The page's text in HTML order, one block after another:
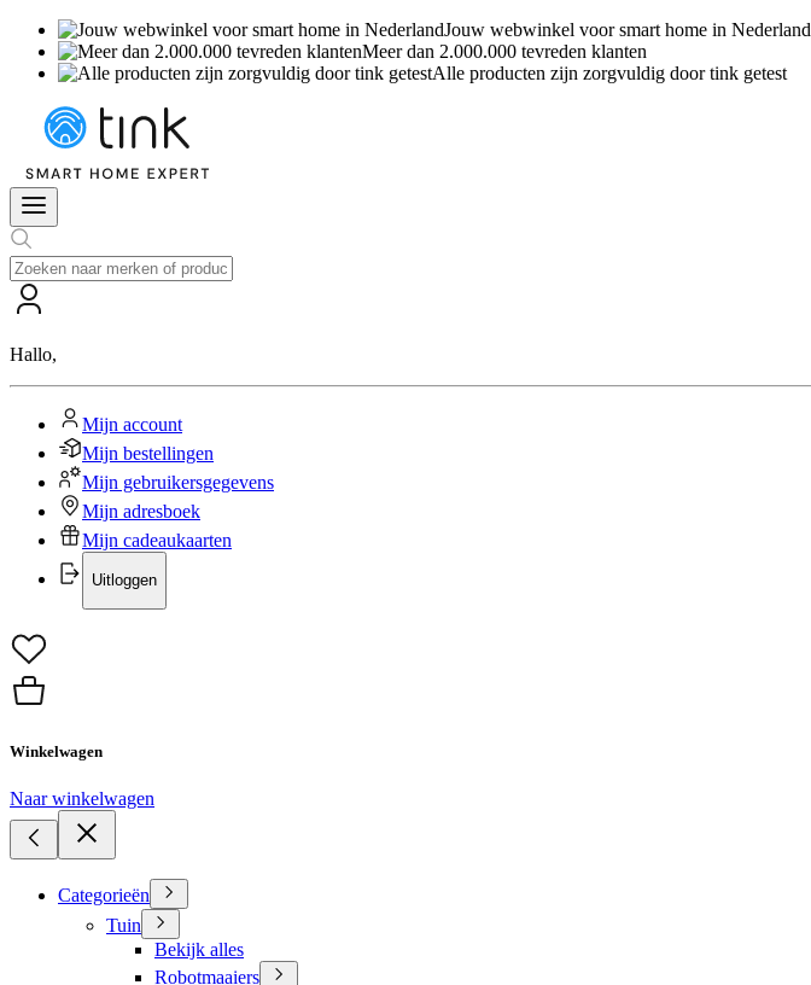
Jouw webwinkel voor smart home in Nederland
Meer dan 2.000.000 tevreden klanten
Alle producten zijn zorgvuldig door tink getest
Hallo,
Mijn account
Mijn bestellingen
Mijn gebruikersgegevens
Mijn adresboek
Mijn cadeaukaarten
Uitloggen
Winkelwagen
Naar winkelwagen
Categorieën
Tuin
Bekijk alles
Robotmaaiers